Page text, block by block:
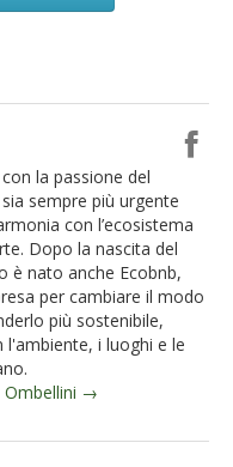
la passione del
sempre più urgente
con l’ecosistema
Dopo la nascita del
è nato anche Ecobnb,
per cambiare il modo
più sostenibile,
i luoghi e le
Ombellini →